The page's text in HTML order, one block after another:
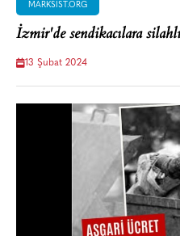
MARKSIST.ORG
İzmir'de sendikacılara
13 Şubat 2024